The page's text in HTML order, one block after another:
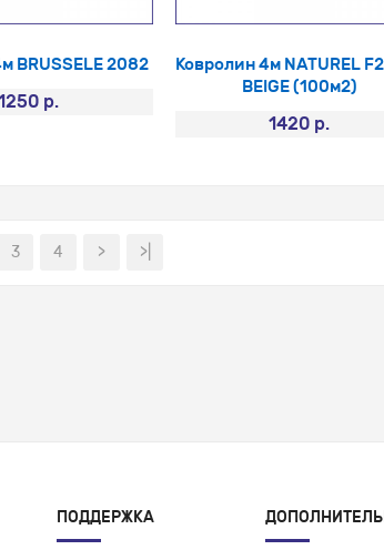
BRUSSELE 2082
р.
Ковролин 4м NATUREL
BEIGE (100м2)
1420 р.
3 4 > >|
ПОДДЕРЖКА